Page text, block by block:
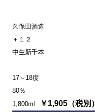
久保田酒造
＋１２
中生新千本
17～18度
80％
1,800ml ￥1,905（税別）